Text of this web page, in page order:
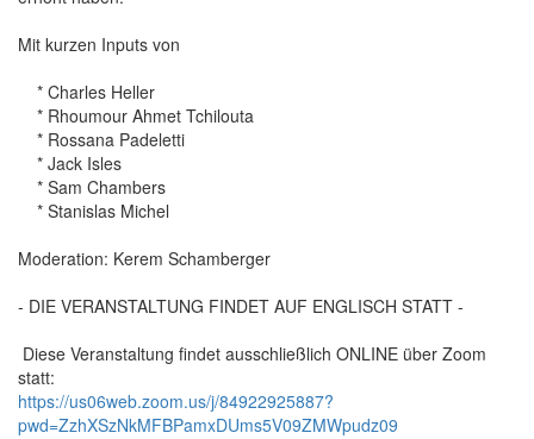
Mit kurzen Inputs von
* Charles Heller
* Rhoumour Ahmet Tchilouta
* Rossana Padeletti
* Jack Isles
* Sam Chambers
* Stanislas Michel
Moderation: Kerem Schamberger
- DIE VERANSTALTUNG FINDET AUF ENGLISCH STATT -
Diese Veranstaltung findet ausschließlich ONLINE über Zoom
statt:
https://us06web.zoom.us/j/84922925887?
pwd=ZzhXSzNkMFBPamxDUms5V09ZMWpudz09